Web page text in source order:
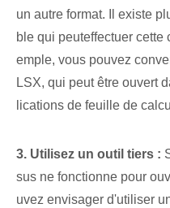
un autre format.⁣ Il existe
ble qui⁤ peut⁢effectuer
emple, vous pouvez
LSX, qui peut être ouvert
lications de feuille de
3. ⁣Utilisez un outil tiers :
sus ne fonctionne pour
uvez envisager d'utiliser